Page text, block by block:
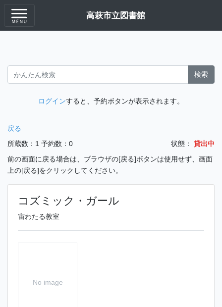
高萩市立図書館
検索
ログインすると、予約ボタンが表示されます。
戻る
所蔵数：1 予約数：0 状態：
貸出中
前の画面に戻る場合は、ブラウザの[戻る]ボタンは使用せず、画面
上の[戻る]をクリックしてください。
コズミック・ガール
宙わたる教室
No image